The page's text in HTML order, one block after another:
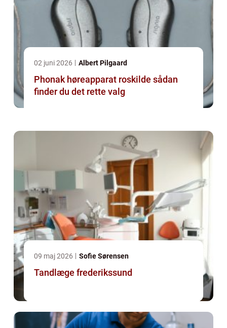
02 juni 2026 Albert Pilgaard
Phonak høreapparat roskilde sådan
finder du det rette valg
09 maj 2026 Sofie Sørensen
Tandlæge frederikssund